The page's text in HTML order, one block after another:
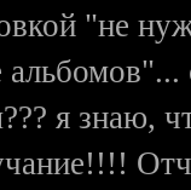
"не
я знаю,